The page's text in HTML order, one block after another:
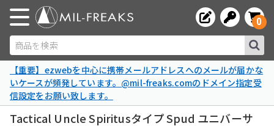
商品を検索
0
【重要】ezwebを中心に携帯メールアドレスへのメールが届かな
いケースが頻発しています。@mil-freaks.comのドメイン指定受
信設定をお願い致します。
Tactical Uncle Spiritusタイプ Spud ユニバーサ